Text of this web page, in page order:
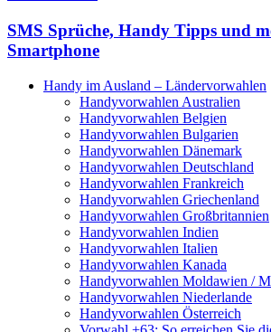
SMS Sprüche, Handy Tipps und
Smartphone
Handy im Ausland – Ländervorwahlen
Handyvorwahlen Australien
Handyvorwahlen Belgien
Handyvorwahlen Bulgarien
Handyvorwahlen Dänemark
Handyvorwahlen Deutschland
Handyvorwahlen Frankreich
Handyvorwahlen Griechenland
Handyvorwahlen Großbritannien
Handyvorwahlen Indien
Handyvorwahlen Italien
Handyvorwahlen Kanada
Handyvorwahlen Moldawien /
Handyvorwahlen Niederlande
Handyvorwahlen Österreich